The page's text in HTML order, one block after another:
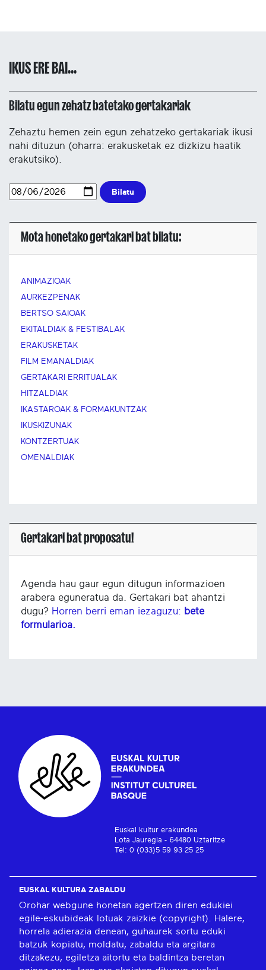
IKUS ERE BAI...
Bilatu egun zehatz batetako gertakariak
Zehaztu hemen zein egun zehatzeko gertakariak ikusi
nahi dituzun (oharra: erakusketak ez dizkizu haatik
erakutsiko).
Bilatu
Mota honetako gertakari bat bilatu:
ANIMAZIOAK
AURKEZPENAK
BERTSO SAIOAK
EKITALDIAK & FESTIBALAK
ERAKUSKETAK
FILM EMANALDIAK
GERTAKARI ERRITUALAK
HITZALDIAK
IKASTAROAK & FORMAKUNTZAK
IKUSKIZUNAK
KONTZERTUAK
OMENALDIAK
Gertakari bat proposatu!
Agenda hau gaur egun ditugun informazioen
arabera eguneratua da. Gertakari bat ahantzi
dugu? Horren berri eman iezaguzu: bete
formularioa.
Euskal kultur erakundea
Lota Jauregia - 64480 Uztaritze
Tel: 0 (033)5 59 93 25 25
EUSKAL KULTURA ZABALDU
Orohar webgune honetan agertzen diren edukiei
egile-eskubideak lotuak zaizkie (copyright). Halere,
horrela adierazia denean, guhaurek sortu eduki
batzuk kopiatu, moldatu, zabaldu eta argitara
ditzakezu, egiletza aitortu eta baldintza beretan